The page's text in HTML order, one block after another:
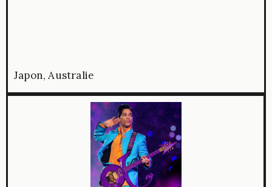
Japon, Australie